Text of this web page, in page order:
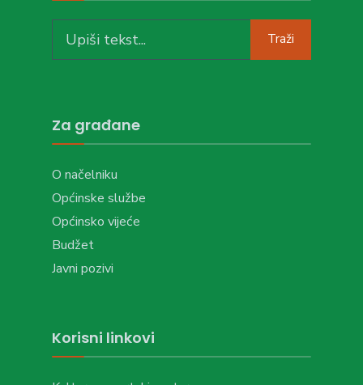
for:
Traži
Za građane
O načelniku
Općinske službe
Općinsko vijeće
Budžet
Javni pozivi
Korisni linkovi